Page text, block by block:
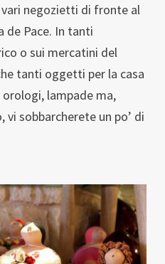
negozietti di fronte al
de Pace. In tanti
o sui mercatini del
tanti oggetti per la casa
orologi, lampade ma,
sobbarcherete un po’ di